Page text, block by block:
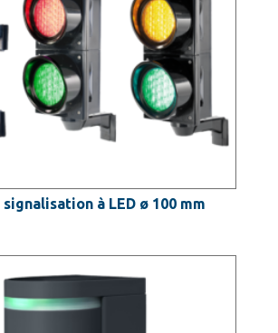
signalisation à LED ø 100 mm